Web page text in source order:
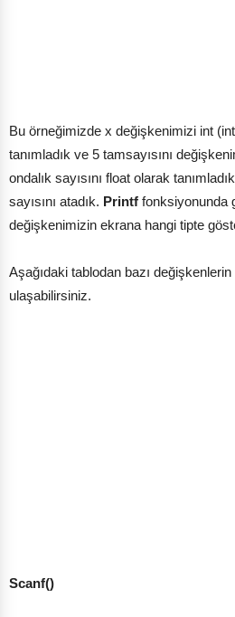
Bu örneğimizde x değişkenimizi int
tanımladık ve 5 tamsayısını
ondalık sayısını float olarak
sayısını atadık. Printf fonksiyonunda
değişkenimizin ekrana hangi tipte
Aşağıdaki tablodan bazı
ulaşabilirsiniz.
Scanf()